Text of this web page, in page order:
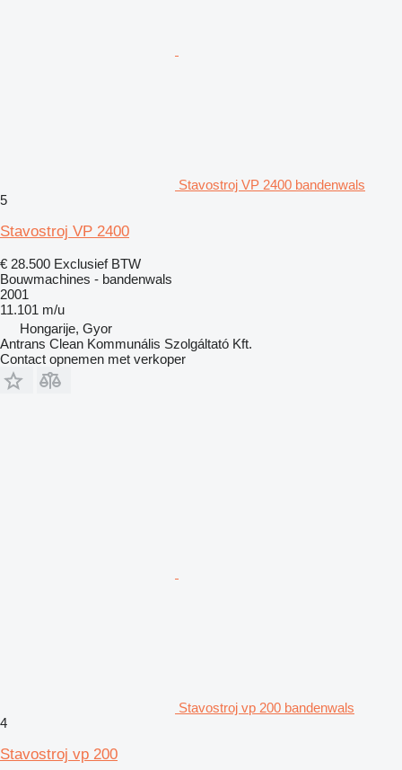
Stavostroj VP 2400 bandenwals
5
Stavostroj VP 2400
€ 28.500 Exclusief BTW
Bouwmachines - bandenwals
2001
11.101 m/u
Hongarije, Gyor
Antrans Clean Kommunális Szolgáltató Kft.
Contact opnemen met verkoper
Stavostroj vp 200 bandenwals
4
Stavostroj vp 200